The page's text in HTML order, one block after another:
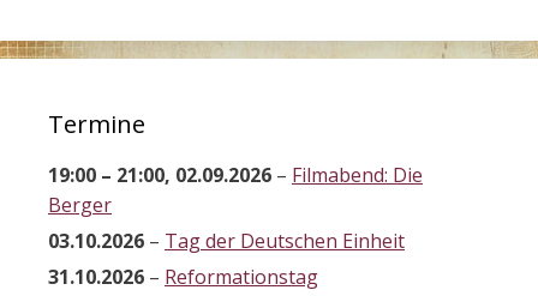
Termine
19:00 – 21:00, 02.09.2026 – Filmabend: Die
Berger
03.10.2026 – Tag der Deutschen Einheit
31.10.2026 – Reformationstag